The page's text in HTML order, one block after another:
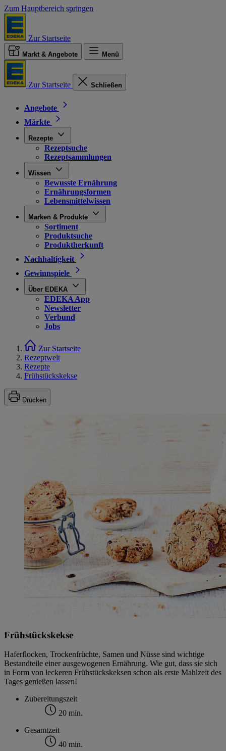
Zum Hauptbereich springen
Zur Startseite
Markt & Angebote Menü
Zur Startseite Schließen
Angebote
Märkte
Rezepte
Rezeptsuche
Rezeptsammlungen
Wissen
Bewusste Ernährung
Ernährungsformen
Lebensmittelwissen
Marken & Produkte
Sortiment
Produktsuche
Produktherkunft
Nachhaltigkeit
Gewinnspiele
Über EDEKA
EDEKA App
Newsletter
Verbund
Jobs
Zur Startseite
Rezeptwelt
Rezepte
Frühstückskekse
Drucken
Frühstückskekse
Haferflocken, Trockenfrüchte, Samen und Nüsse sind wichtige
Bestandteile einer ausgewogenen Ernährung. Wie gut, dass sie sich
in Form von leckeren Frühstückskeksen schon als erste Mahlzeit des
Tages genießen lassen!
Zubereitungszeit
20 min.
Gesamtzeit
40 min.